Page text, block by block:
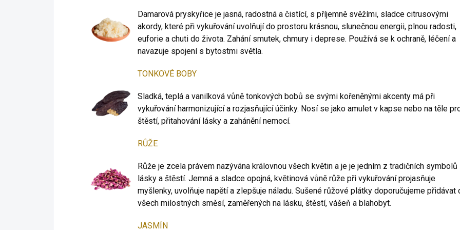
Damarová pryskyřice je jasná, radostná a čistící, s příjemně svěžími, sladce citrusovými
akordy, které při vykuřování uvolňují do prostoru krásnou, slunečnou energii, plnou radosti,
euforie a chuti do života. Zahání smutek, chmury i deprese. Používá se k ochraně, léčení a
navazuje spojení s bytostmi světla.
TONKOVÉ BOBY
Sladká, teplá a vanilková vůně tonkových bobů se svými kořeněnými akcenty má při
vykuřování harmonizující a rozjasňující účinky. Nosí se jako amulet v kapse nebo na těle
štěstí, přitahování lásky a zahánění nemocí.
RŮŽE
Růže je zcela právem nazývána královnou všech květin a je je jedním z tradičních symbolů
lásky a štěstí. Jemná a sladce opojná, květinová vůně růže při vykuřování projasňuje
myšlenky, uvolňuje napětí a zlepšuje náladu. Sušené růžové plátky doporučujeme přidávat
všech milostných směsí, zaměřených na lásku, štěstí, vášeň a blahobyt.
JASMÍN